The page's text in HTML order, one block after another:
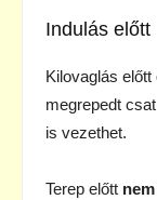
Indulás előtt
Kilovaglás előtt
megrepedt
is vezethet.
Terep előtt